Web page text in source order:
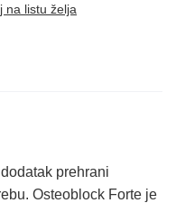
na listu želja
prehrani
Osteoblock Forte je